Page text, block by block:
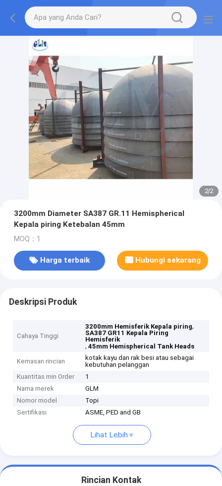
2/2
3200mm Diameter SA387 GR.11 Hemispherical
Kepala piring Ketebalan 45mm
MOQ：1
Harga terbaik Hubungi sekarang
Deskripsi Produk
Cahaya Tinggi
3200mm Hemisferik Kepala piring,
SA387 GR11 Kepala Piring
Hemisferik
,45mm Hemispherical Tank Heads
Kemasan rincian
kotak kayu dan rak besi atau sebagai
kebutuhan pelanggan
Kuantitas min Order
1
Nama merek
GLM
Nomor model
Topi
Sertifikasi
ASME, PED and GB
Lihat Lebih
Rincian Kontak